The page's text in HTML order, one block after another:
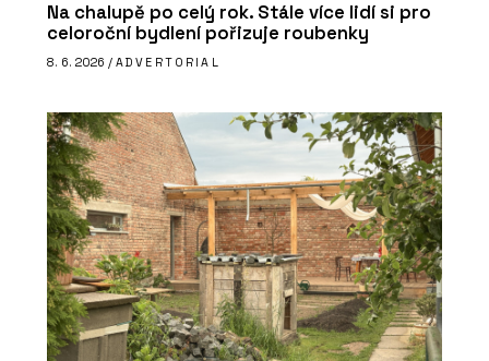
Na chalupě po celý rok. Stále více lidí si pro
celoroční bydlení pořizuje roubenky
8. 6. 2026 / ADVERTORIAL